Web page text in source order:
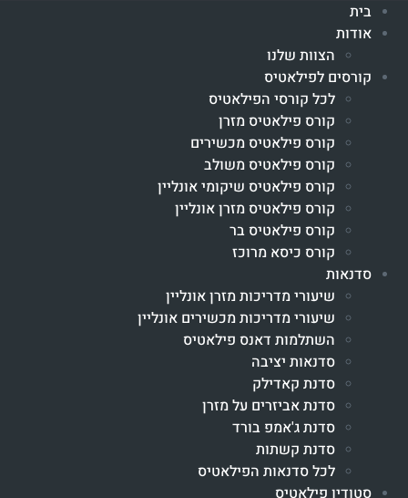
בית
אודות
הצוות שלנו
קורסים לפילאטיס
לכל קורסי הפילאטיס
קורס פילאטיס מזרן
קורס פילאטיס מכשירים
קורס פילאטיס משולב
קורס פילאטיס שיקומי אונליין
קורס פילאטיס מזרן אונליין
קורס פילאטיס בר
קורס כיסא מרוכז
סדנאות
שיעורי מדריכות מזרן אונליין
שיעורי מדריכות מכשירים אונליין
השתלמות דאנס פילאטיס
סדנאות יציבה
סדנת קאדילק
סדנת אביזרים על מזרן
סדנת ג'אמפ בורד
סדנת קשתות
לכל סדנאות הפילאטיס
סטודיו פילאטיס